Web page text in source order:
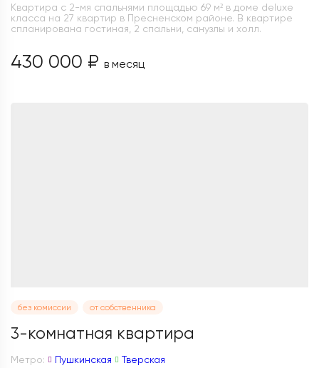
Квартира с 2-мя спальнями площадью 69 м² в доме deluxe
класса на 27 квартир в Пресненском районе. В квартире
спланирована гостиная, 2 спальни, санузлы и холл.
430 000 ₽ в месяц
без комиссии от собственника
3-комнатная квартира
Метро: Пушкинская Тверская